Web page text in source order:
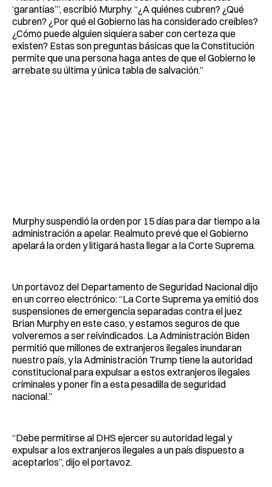
‘garantías’”, escribió Murphy. “¿A quiénes cubren? ¿Qué
cubren? ¿Por qué el Gobierno las ha considerado creíbles?
¿Cómo puede alguien siquiera saber con certeza que
existen? Estas son preguntas básicas que la Constitución
permite que una persona haga antes de que el Gobierno le
arrebate su última y única tabla de salvación.”
Murphy suspendió la orden por 15 días para dar tiempo a la
administración a apelar. Realmuto prevé que el Gobierno
apelará la orden y litigará hasta llegar a la Corte Suprema.
Un portavoz del Departamento de Seguridad Nacional dijo
en un correo electrónico: “La Corte Suprema ya emitió dos
suspensiones de emergencia separadas contra el juez
Brian Murphy en este caso, y estamos seguros de que
volveremos a ser reivindicados. La Administración Biden
permitió que millones de extranjeros ilegales inundaran
nuestro país, y la Administración Trump tiene la autoridad
constitucional para expulsar a estos extranjeros ilegales
criminales y poner fin a esta pesadilla de seguridad
nacional.”
“Debe permitirse al DHS ejercer su autoridad legal y
expulsar a los extranjeros ilegales a un país dispuesto a
aceptarlos”, dijo el portavoz.